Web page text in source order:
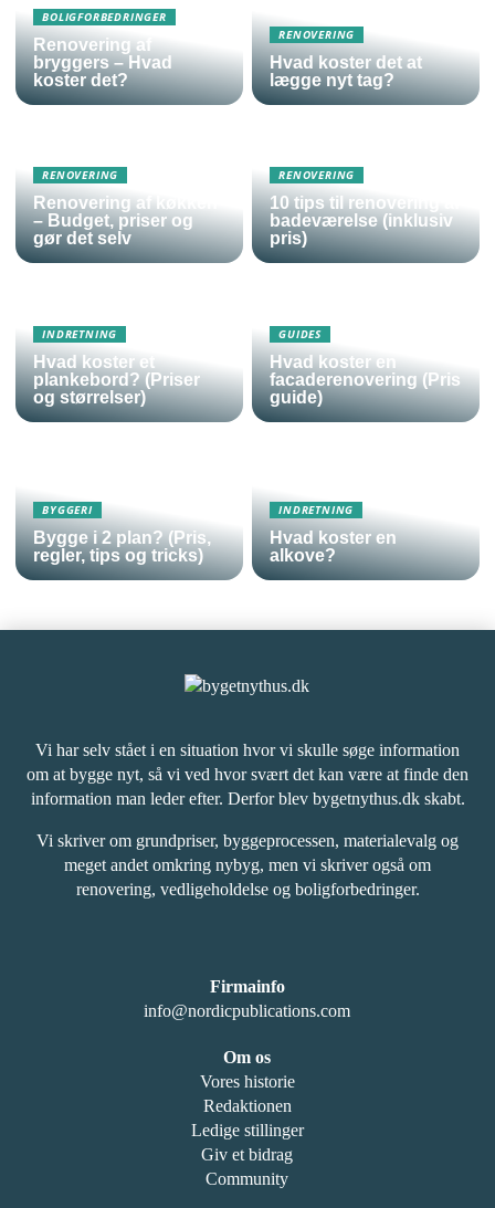
BOLIGFORBEDRINGER
Renovering af
bryggers – Hvad
koster det?
RENOVERING
Hvad koster det at
lægge nyt tag?
RENOVERING
Renovering af køkken
– Budget, priser og
gør det selv
RENOVERING
10 tips til renovering af
badeværelse (inklusiv
pris)
INDRETNING
Hvad koster et
plankebord? (Priser
og størrelser)
GUIDES
Hvad koster en
facaderenovering (Pris
guide)
BYGGERI
Bygge i 2 plan? (Pris,
regler, tips og tricks)
INDRETNING
Hvad koster en
alkove?
Vi har selv stået i en situation hvor vi skulle søge information
om at bygge nyt, så vi ved hvor svært det kan være at finde den
information man leder efter. Derfor blev bygetnythus.dk skabt.
Vi skriver om grundpriser, byggeprocessen, materialevalg og
meget andet omkring nybyg, men vi skriver også om
renovering, vedligeholdelse og boligforbedringer.
Firmainfo
info@nordicpublications.com
Om os
Vores historie
Redaktionen
Ledige stillinger
Giv et bidrag
Community